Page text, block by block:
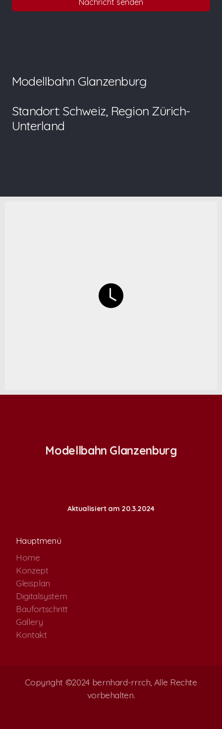
Nachricht senden
Modellbahn Glanzenburg
Standort: Schweiz, Region Zürich-
Unterland
Modellbahn Glanzenburg
Aktualisiert am 20.3.2024
Hauptmenü
Home
Konzept
Gleisplan
Digitalsystem
Baufortschritt
Gallery
Kontakt
Copyright ©2024 bernhard-rrr.ch, Alle Rechte
vorbehalten.